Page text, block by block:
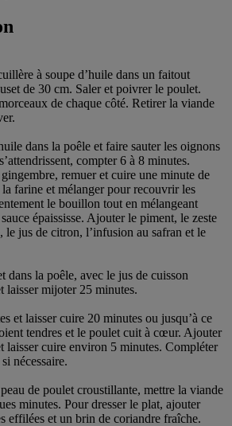
à soupe d’huile dans un faitout
de 30 cm. Saler et poivrer le poulet.
de chaque côté. Retirer la viande
dans la poêle et faire sauter les oignons
compter 6 à 8 minutes.
remuer et cuire une minute de
farine et mélanger pour recouvrir les
le bouillon tout en mélangeant
épaississe. Ajouter le piment, le zeste
le jus de citron, l’infusion au safran et le
dans la poêle, avec le jus de cuisson
laisser mijoter 25 minutes.
et laisser cuire 20 minutes ou jusqu’à ce
tendres et le poulet cuit à cœur. Ajouter
laisser cuire environ 5 minutes. Compléter
nécessaire.
de poulet croustillante, mettre la viande
minutes. Pour dresser le plat, ajouter
effilées et un brin de coriandre fraîche.